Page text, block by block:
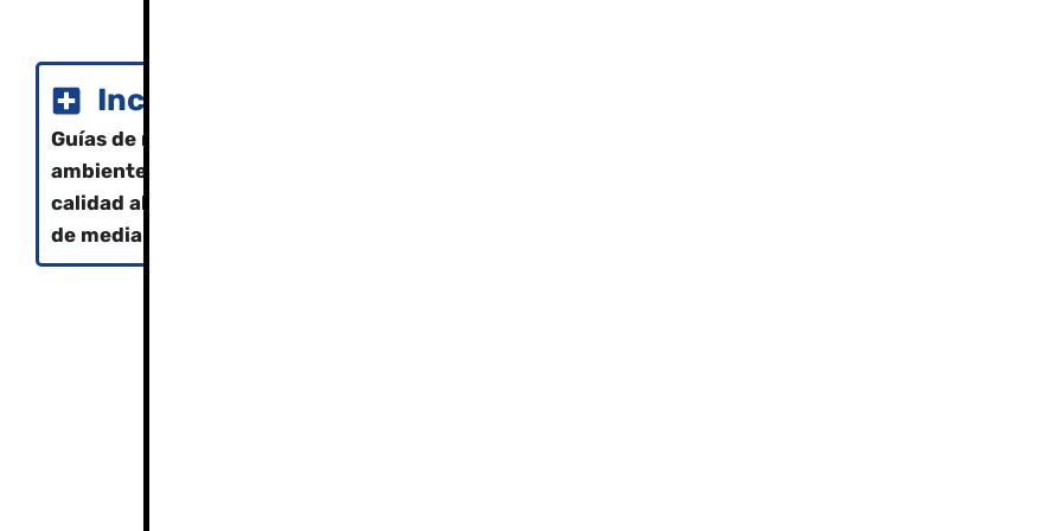
Incluye
Guías de montaña, seguro de responsabilidad civil, permisos de medio
ambiente, seguro de accidentes, reportaje de fotos, raquetas de
calidad alta y bastones
de media pensión (alojamiento, desayuno y cena)
OFERTA Curso +